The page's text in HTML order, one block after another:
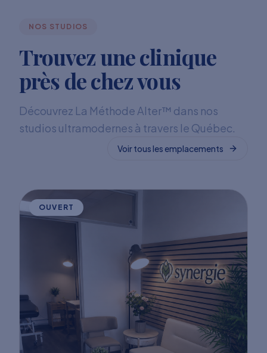
NOS STUDIOS
Trouvez une clinique
près de chez vous
Découvrez La Méthode Alter™ dans nos
studios ultramodernes à travers le Québec.
Voir tous les emplacements
OUVERT